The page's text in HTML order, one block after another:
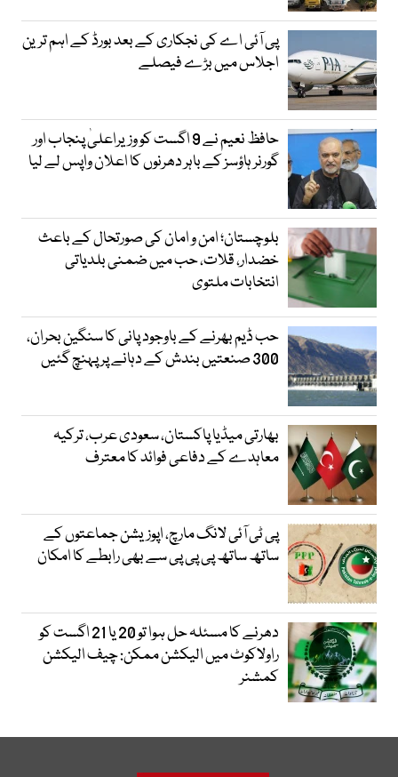
پی آئی اے کی نجکاری کے بعد بورڈ کے اہم ترین
اجلاس میں بڑے فیصلے
حافظ نعیم نے 9 اگست کو وزیراعلیٰ پنجاب اور
گورنر ہاؤسز کے باہر دھرنوں کا اعلان واپس لے لیا
بلوچستان؛ امن و امان کی صورتحال کے باعث
خضدار، قلات، حب میں ضمنی بلدیاتی
انتخابات ملتوی
حب ڈیم بھرنے کے باوجود پانی کا سنگین بحران،
300 صنعتیں بندش کے دہانے پر پہنچ گئیں
بھارتی میڈیا پاکستان، سعودی عرب، ترکیہ
معاہدے کے دفاعی فوائد کا معترف
پی ٹی آئی لانگ مارچ، اپوزیشن جماعتوں کے
ساتھ ساتھ پی پی پی سے بھی رابطے کا امکان
دھرنے کا مسئلہ حل ہوا تو 20 یا 21 اگست کو
راولاکوٹ میں الیکشن ممکن: چیف الیکشن
کمشنر